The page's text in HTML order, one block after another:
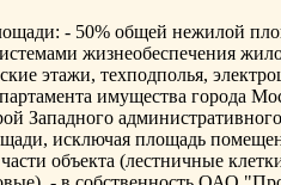
- 50% общей нежилой
жизнеобеспечения
этажи, техподполья,
имущества города
Западного
исключая площадь
объекта (лестничные